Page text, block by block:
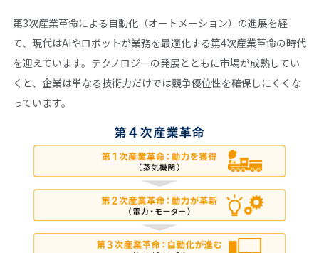
第3次産業革命による自動化（オートメーション）の進展を経
て、現代はAIやロボットが業務を最適化する第4次産業革命の時代
を迎えています。テクノロジーの発展とともに市場が成熟してい
くと、企業は単なる技術力だけでは競争優位性を確保しにくくな
っています。